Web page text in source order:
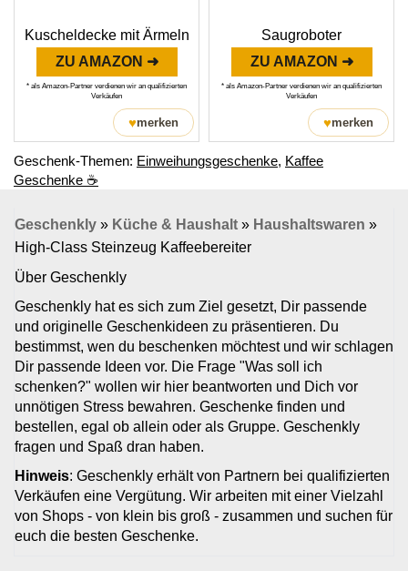
Kuscheldecke mit Ärmeln
ZU AMAZON ➜
* als Amazon-Partner verdienen wir an qualifizierten
Verkäufen
♥merken
Saugroboter
ZU AMAZON ➜
* als Amazon-Partner verdienen wir an qualifizierten
Verkäufen
♥merken
Geschenk-Themen: Einweihungsgeschenke, Kaffee
Geschenke ☕
Geschenkly » Küche & Haushalt » Haushaltswaren »
High-Class Steinzeug Kaffeebereiter
Über Geschenkly
Geschenkly hat es sich zum Ziel gesetzt, Dir passende
und originelle Geschenkideen zu präsentieren. Du
bestimmst, wen du beschenken möchtest und wir schlagen
Dir passende Ideen vor. Die Frage "Was soll ich
schenken?" wollen wir hier beantworten und Dich vor
unnötigen Stress bewahren. Geschenke finden und
bestellen, egal ob allein oder als Gruppe. Geschenkly
fragen und Spaß dran haben.
Hinweis: Geschenkly erhält von Partnern bei qualifizierten
Verkäufen eine Vergütung. Wir arbeiten mit einer Vielzahl
von Shops - von klein bis groß - zusammen und suchen für
euch die besten Geschenke.